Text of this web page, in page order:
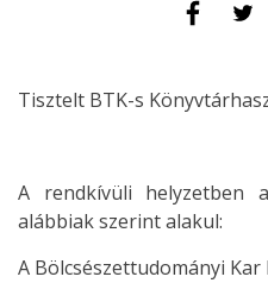
Tisztelt BTK-s
A rendkívüli helyzetben
alábbiak szerint alakul:
A Bölcsészettudományi